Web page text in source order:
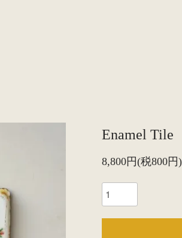
Enamel Tile
8,800円(税800円)